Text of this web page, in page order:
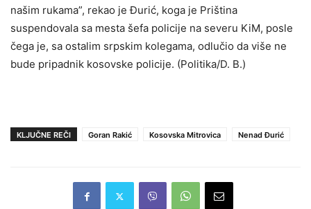
našim rukama”, rekao je Đurić, koga je Priština
suspendovala sa mesta šefa policije na severu KiM, posle
čega je, sa ostalim srpskim kolegama, odlučio da više ne
bude pripadnik kosovske policije. (Politika/D. B.)
KLJUČNE REČI Goran Rakić Kosovska Mitrovica Nenad Đurić